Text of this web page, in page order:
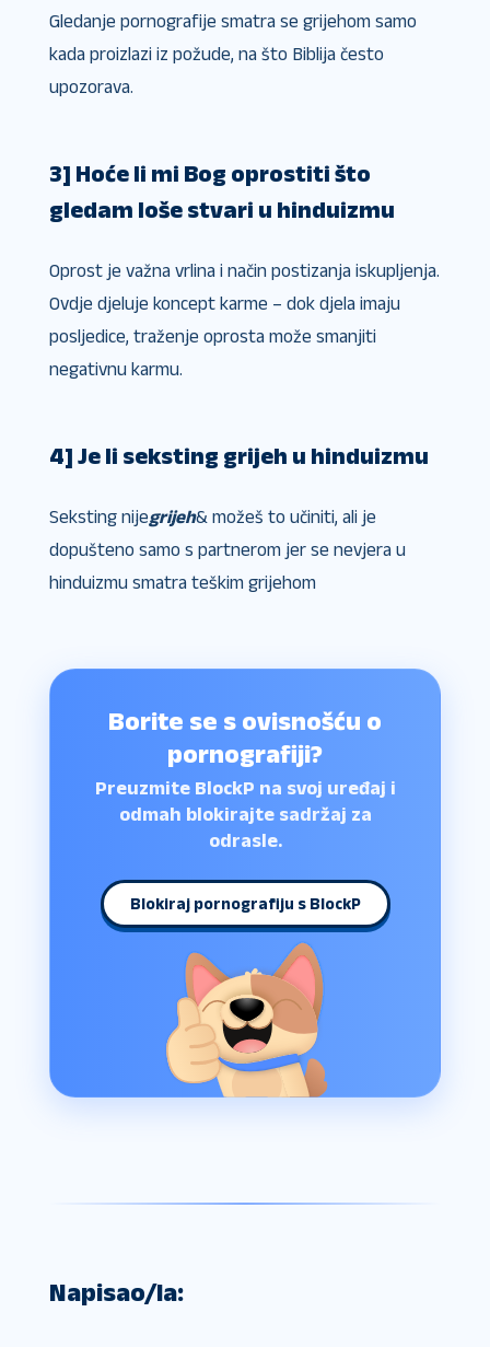
Gledanje pornografije smatra se grijehom samo
kada proizlazi iz požude, na što Biblija često
upozorava.
3] Hoće li mi Bog oprostiti što
gledam loše stvari u hinduizmu
Oprost je važna vrlina i način postizanja iskupljenja.
Ovdje djeluje koncept karme – dok djela imaju
posljedice, traženje oprosta može smanjiti
negativnu karmu.
4] Je li seksting grijeh u hinduizmu
Seksting nijegrijeh& možeš to učiniti, ali je
dopušteno samo s partnerom jer se nevjera u
hinduizmu smatra teškim grijehom
Borite se s ovisnošću o
pornografiji?
Preuzmite BlockP na svoj uređaj i
odmah blokirajte sadržaj za
odrasle.
Blokiraj pornografiju s BlockP
Napisao/la: